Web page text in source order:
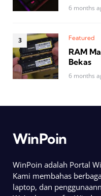
6 months
Featured
RAM
Bekas
6 months
WinPoin
WinPoin adalah Portal
Kami membahas
laptop, dan